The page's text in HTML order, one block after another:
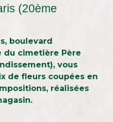
(20ème
boulevard
du cimetière Père
vous
de fleurs coupées en
réalisées